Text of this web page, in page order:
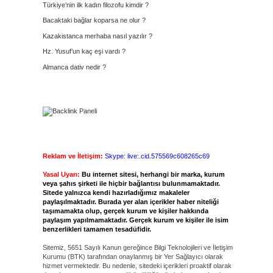
Türkiye’nin ilk kadın filozofu kimdir ?
Bacaktaki bağlar koparsa ne olur ?
Kazakistanca merhaba nasıl yazılır ?
Hz. Yusuf’un kaç eşi vardı ?
Almanca dativ nedir ?
Reklam ve İletişim: Skype: live:.cid.575569c608265c69
Yasal Uyarı: Bu internet sitesi, herhangi bir marka, kurum
veya şahıs şirketi ile hiçbir bağlantısı bulunmamaktadır.
Sitede yalnızca kendi hazırladığımız makaleler
paylaşılmaktadır. Burada yer alan içerikler haber niteliği
taşımamakta olup, gerçek kurum ve kişiler hakkında
paylaşım yapılmamaktadır. Gerçek kurum ve kişiler ile isim
benzerlikleri tamamen tesadüfidir.
Sitemiz, 5651 Sayılı Kanun gereğince Bilgi Teknolojileri ve İletişim
Kurumu (BTK) tarafından onaylanmış bir Yer Sağlayıcı olarak
hizmet vermektedir. Bu nedenle, sitedeki içerikleri proaktif olarak